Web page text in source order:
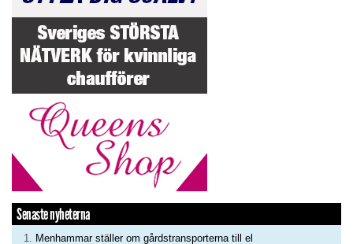
Senaste nyheterna
Menhammar ställer om gårdstransporterna till el